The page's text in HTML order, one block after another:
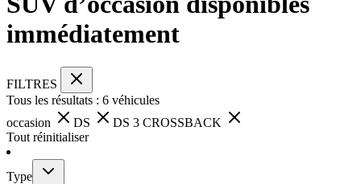
immédiatement
FILTRES
Tous les résultats : 6 véhicules
occasion
DS
DS 3 CROSSBACK
Tout réinitialiser
Type